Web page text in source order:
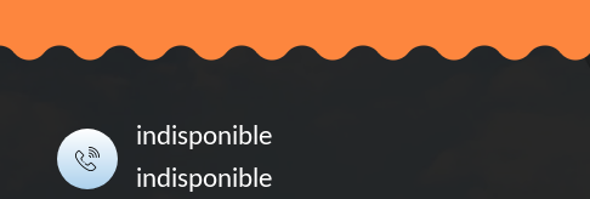
indisponible
indisponible